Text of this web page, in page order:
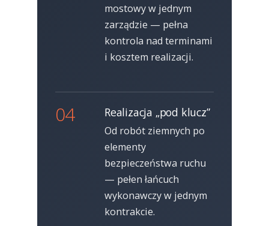
mostowy w jednym
zarządzie — pełna
kontrola nad terminami
i kosztem realizacji.
04 Realizacja „pod klucz”
Od robót ziemnych po
elementy
bezpieczeństwa ruchu
— pełen łańcuch
wykonawczy w jednym
kontrakcie.